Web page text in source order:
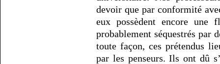
devoir que par conformité
eux possèdent encore une
probablement séquestrés par
toute façon, ces prétendus
par les penseurs. Ils ont dû